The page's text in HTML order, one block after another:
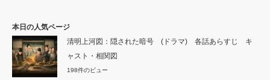
本日の人気ページ
清明上河図：隠された暗号 (ドラマ) 各話あらすじ キ
ャスト・相関図
198件のビュー